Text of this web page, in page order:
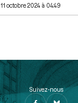
11 octobre 2024 à 04:49
Suivez-nous